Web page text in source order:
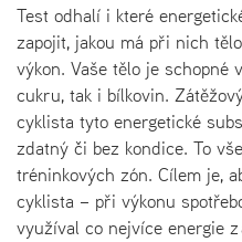
Test odhalí i které
zapojit, jakou má při nich
výkon. Vaše tělo je schopné
cukru, tak i bílkovin.
cyklista tyto energetické
zdatný či bez kondice. To
tréninkových zón. Cílem je,
cyklista – při výkonu
využíval co nejvíce energie